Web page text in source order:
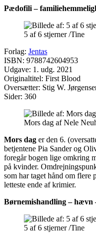
Pædofili –
5 af 6 stjerner /Tine
Forlag: Jentas
ISBN: 9788742604953
Udgave: 1. udg. 2021
Originaltitel: First Blood
Oversætter: Stig W.
Sider: 360
Mors dag af Nele
Mors dag er den 6.
betjentene Pia Sander og
foregår bogen lige omkring
på kvinder.
som har taget hånd om
letteste ende af krimier.
Børnemishandling – hævn
5 af 6 stjerner /Tine